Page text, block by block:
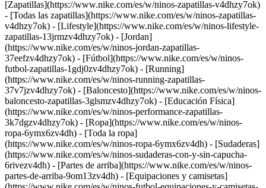
[Zapatillas](https://www.nike.com/es/w/ninos-zapatillas-v4dhzy7ok)
- [Todas las zapatillas](https://www.nike.com/es/w/ninos-zapatillas-
v4dhzy7ok) - [Lifestyle](https://www.nike.com/es/w/ninos-lifestyle-
zapatillas-13jrmzv4dhzy7ok) - [Jordan]
(https://www.nike.com/es/w/ninos-jordan-zapatillas-
37eefzv4dhzy7ok) - [Fútbol](https://www.nike.com/es/w/ninos-
futbol-zapatillas-1gdj0zv4dhzy7ok) - [Running]
(https://www.nike.com/es/w/ninos-running-zapatillas-
37v7jzv4dhzy7ok) - [Baloncesto](https://www.nike.com/es/w/ninos-
baloncesto-zapatillas-3glsmzv4dhzy7ok) - [Educación Física]
(https://www.nike.com/es/w/ninos-performance-zapatillas-
3k7dgzv4dhzy7ok) - [Ropa](https://www.nike.com/es/w/ninos-
ropa-6ymx6zv4dh) - [Toda la ropa]
(https://www.nike.com/es/w/ninos-ropa-6ymx6zv4dh) - [Sudaderas]
(https://www.nike.com/es/w/ninos-sudaderas-con-y-sin-capucha-
6rivezv4dh) - [Partes de arriba](https://www.nike.com/es/w/ninos-
partes-de-arriba-9om13zv4dh) - [Equipaciones y camisetas]